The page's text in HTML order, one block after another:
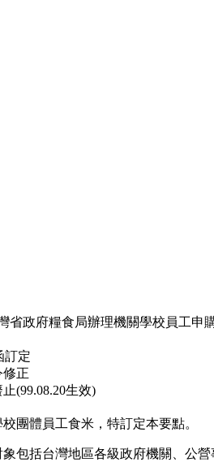
省政府糧食局辦理機關學校員工申
訂定
修正
(99.08.20生效)
團體員工食米，特訂定本要點。
包括台灣地區各級政府機關、公